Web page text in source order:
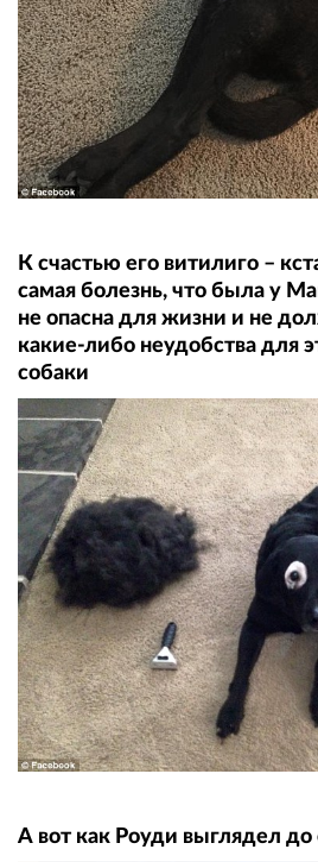
К счастью его витилиго –
самая болезнь, что была у
не опасна для жизни и не
какие-либо неудобства для
собаки
А вот как Роуди выглядел до